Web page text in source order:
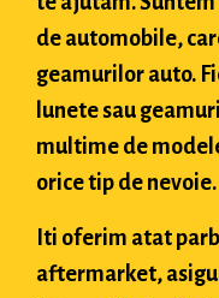
de automobile,
geamurilor auto.
lunete sau
multime de
orice tip de nevoie.
Iti oferim atat
aftermarket,